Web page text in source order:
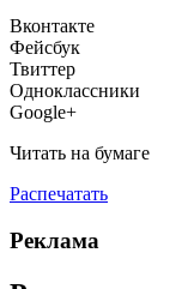
Вконтакте
Фейсбук
Твиттер
Одноклассники
Google+
Читать на бумаге
Распечатать
Реклама